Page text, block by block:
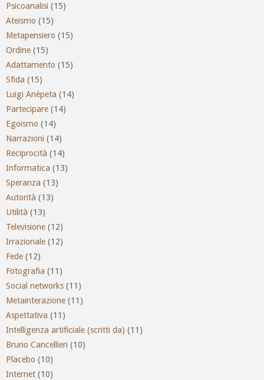
Psicoanalisi (15)
Ateismo (15)
Metapensiero (15)
Ordine (15)
Adattamento (15)
Sfida (15)
Luigi Anèpeta (14)
Partecipare (14)
Egoismo (14)
Narrazioni (14)
Reciprocità (14)
Informatica (13)
Speranza (13)
Autorità (13)
Utilità (13)
Televisione (12)
Irrazionale (12)
Fede (12)
Fotografia (11)
Social networks (11)
Metainterazione (11)
Aspettativa (11)
Intelligenza artificiale (scritti da) (11)
Bruno Cancellieri (10)
Placebo (10)
Internet (10)